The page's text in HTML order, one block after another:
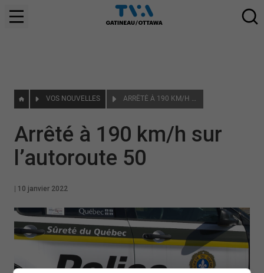
VOS NOUVELLES ARRÊTÉ À 190 KM/H SUR L’AUTOROUTE 50
Arrêté à 190 km/h sur
l’autoroute 50
10 janvier 2022